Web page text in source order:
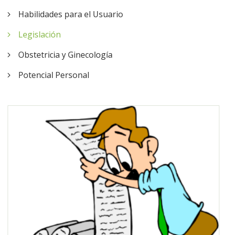
Habilidades para el Usuario
Legislación
Obstetricia y Ginecología
Potencial Personal